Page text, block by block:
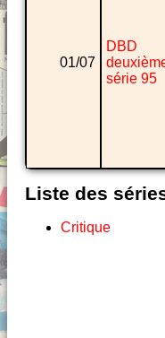
01/07
DBD
série 95
Liste des
Critique